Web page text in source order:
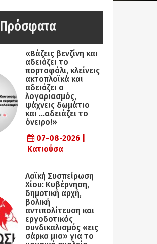
Πρόσφατα
«Βάζεις βενζίνη και
αδειάζει το
πορτοφόλι, κλείνεις
ακτοπλοϊκά και
αδειάζει ο
λογαριασμός,
ψάχνεις δωμάτιο
και …αδειάζει το
όνειρο!»
07-08-2026 |
Κατιούσα
Λαϊκή Συσπείρωση
Χίου: Κυβέρνηση,
δημοτική αρχή,
βολική
αντιπολίτευση και
εργοδοτικός
συνδικαλισμός «εις
σάρκα μια» για το